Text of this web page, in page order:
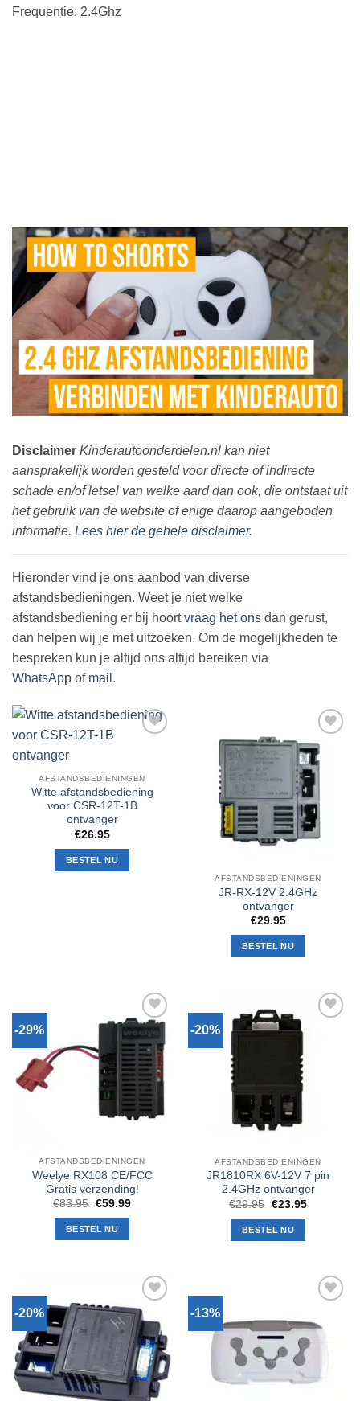
Frequentie: 2.4Ghz
Disclaimer Kinderautoonderdelen.nl kan niet
aansprakelijk worden gesteld voor directe of indirecte
schade en/of letsel van welke aard dan ook, die ontstaat uit
het gebruik van de website of enige daarop aangeboden
informatie. Lees hier de gehele disclaimer.
Hieronder vind je ons aanbod van diverse
afstandsbedieningen. Weet je niet welke
afstandsbediening er bij hoortvraag het ons dan gerust,
dan helpen wij je met uitzoeken. Om de mogelijkheden te
bespreken kun je altijd ons altijd bereiken via
WhatsApp of mail .
AFSTANDSBEDIENINGEN
Witte afstandsbediening
voor CSR-12T-1B
ontvanger
€26.95
BESTEL NU
Toevoegen
aan
verlanglijst
AFSTANDSBEDIENINGEN
JR-RX-12V 2.4GHz
ontvanger
€29.95
BESTEL NU
-29%
Toevoegen
aan
verlanglijst
AFSTANDSBEDIENINGEN
Weelye RX108 CE/FCC
Gratis verzending!
€83.95 Oorspronkelijke
was:
€83.95.
€59.99Huidige
BESTEL NU
-20%
Toevoegen
AFSTANDSBEDIENINGEN
JR1810RX 6V-12V 7 pin
2.4GHz ontvanger
€29.95 Oorspronkelijke
was:
€29.95.
€23.95Huidige
BESTEL NU
-20%
Toevoegen
aan
verlanglijst
-13%
aan
verlanglijst